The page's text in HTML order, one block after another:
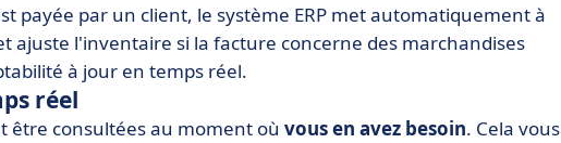
payée par un client, le système ERP met automatiquement à
ajuste l'inventaire si la facture concerne des marchandises
à jour en temps réel.
réel
être consultées au moment où vous en avez besoin. Cela vous